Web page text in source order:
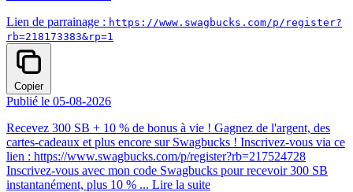
Lien de parrainage : https://www.swagbucks.com/p/register?
rb=218173383&rp=1
Copier
Publié le 05-08-2026
Recevez 300 SB + 10 % de bonus à vie ! Gagnez de l'argent, des
cartes-cadeaux et plus encore sur Swagbucks ! Inscrivez-vous via ce
lien : https://www.swagbucks.com/p/register?rb=217524728
Inscrivez-vous avec mon code Swagbucks pour recevoir 300 SB
instantanément, plus 10 % ... Lire la suite